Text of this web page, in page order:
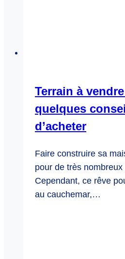
Terrain à
quelques
d’acheter
Faire construire sa
pour de très nombreux
Cependant, ce rêve
au cauchemar,…